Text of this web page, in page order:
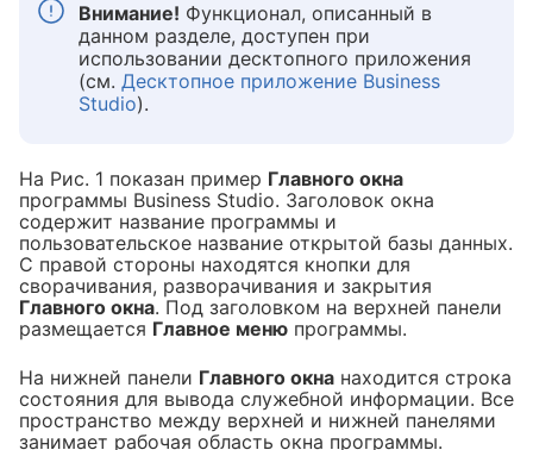
Внимание! Функционал, описанный в
данном разделе, доступен при
использовании десктопного приложения
(см. Десктопное приложение Business
Studio).
На Рис. 1 показан пример Главного окна
программы Business Studio. Заголовок окна
содержит название программы и
пользовательское название открытой базы данных.
С правой стороны находятся кнопки для
сворачивания, разворачивания и закрытия
Главного окна. Под заголовком на верхней панели
размещается Главное меню программы.
На нижней панели Главного окна находится строка
состояния для вывода служебной информации. Все
пространство между верхней и нижней панелями
занимает рабочая область окна программы.